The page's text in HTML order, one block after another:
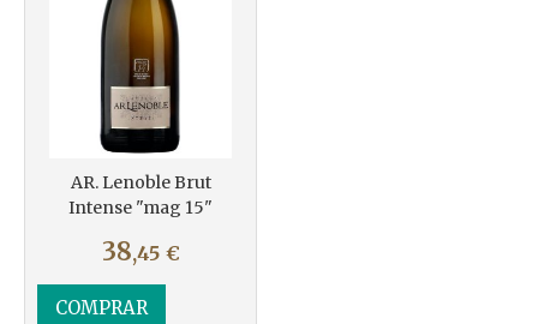
AR. Lenoble Brut
Intense "mag 15"
38,45 €
COMPRAR
Más info